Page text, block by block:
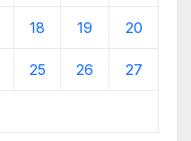
18 19 20
25 26 27